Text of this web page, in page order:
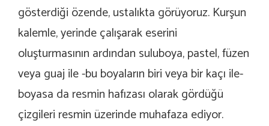
gösterdiği özende, ustalıkta görüyoruz. Kurşun
kalemle, yerinde çalışarak eserini
oluşturmasının ardından suluboya, pastel, füzen
veya guaj ile -bu boyaların biri veya bir kaçı ile-
boyasa da resmin hafızası olarak gördüğü
çizgileri resmin üzerinde muhafaza ediyor.